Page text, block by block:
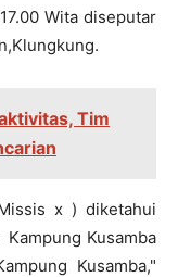
Wita diseputar
Tim
x ) diketahui
Kusamba
Kusamba,"